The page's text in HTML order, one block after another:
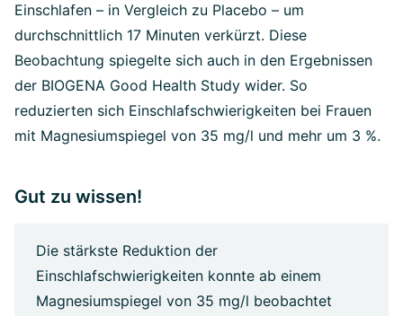
Einschlafen – in Vergleich zu Placebo – um
durchschnittlich 17 Minuten verkürzt. Diese
Beobachtung spiegelte sich auch in den Ergebnissen
der BIOGENA Good Health Study wider. So
reduzierten sich Einschlafschwierigkeiten bei Frauen
mit Magnesiumspiegel von 35 mg/l und mehr um 3 %.
Gut zu wissen!
Die stärkste Reduktion der
Einschlafschwierigkeiten konnte ab einem
Magnesiumspiegel von 35 mg/l beobachtet